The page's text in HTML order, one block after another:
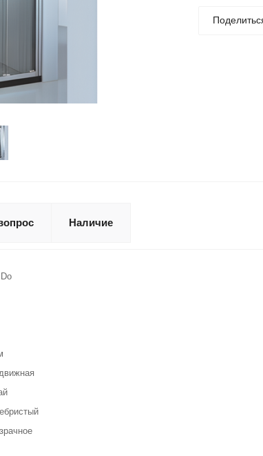
Наличие